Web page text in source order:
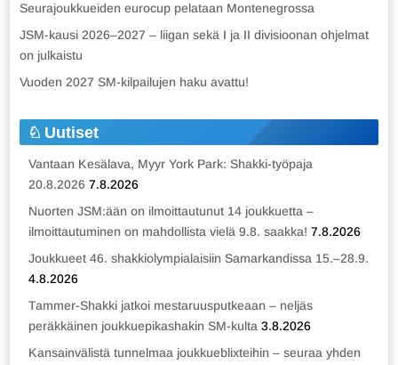
Seurajoukkueiden eurocup pelataan Montenegrossa
JSM-kausi 2026–2027 – liigan sekä I ja II divisioonan ohjelmat
on julkaistu
Vuoden 2027 SM-kilpailujen haku avattu!
Uutiset
Vantaan Kesälava, Myyr York Park: Shakki-työpaja
20.8.2026 7.8.2026
Nuorten JSM:ään on ilmoittautunut 14 joukkuetta –
ilmoittautuminen on mahdollista vielä 9.8. saakka! 7.8.2026
Joukkueet 46. shakkiolympialaisiin Samarkandissa 15.–28.9.
4.8.2026
Tammer-Shakki jatkoi mestaruusputkeaan – neljäs
peräkkäinen joukkuepikashakin SM-kulta 3.8.2026
Kansainvälistä tunnelmaa joukkueblixteihin – seuraa yhden